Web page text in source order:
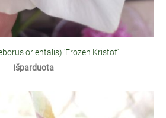
orientalis) 'Frozen Kristof'
Išparduota